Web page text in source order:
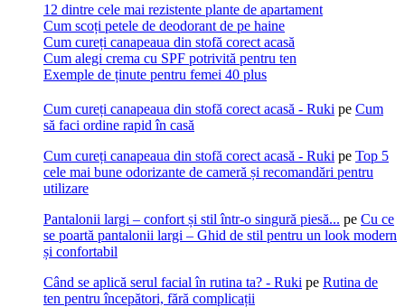
12 dintre cele mai rezistente plante de apartament
Cum scoți petele de deodorant de pe haine
Cum cureți canapeaua din stofă corect acasă
Cum alegi crema cu SPF potrivită pentru ten
Exemple de ținute pentru femei 40 plus
Cum cureți canapeaua din stofă corect acasă - Ruki pe Cum
să faci ordine rapid în casă
Cum cureți canapeaua din stofă corect acasă - Ruki pe Top 5
cele mai bune odorizante de cameră și recomandări pentru
utilizare
Pantalonii largi – confort și stil într-o singură piesă... pe Cu ce
se poartă pantalonii largi – Ghid de stil pentru un look modern
și confortabil
Când se aplică serul facial în rutina ta? - Ruki pe Rutina de
ten pentru începători, fără complicații